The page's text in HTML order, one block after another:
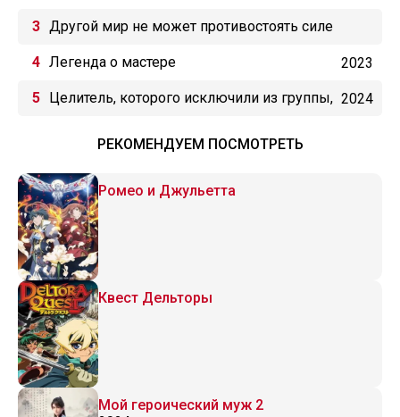
Другой мир не может противостоять силе
мгновенной смерти
Легенда о мастере 2023
Целитель, которого исключили из группы, 2024
РЕКОМЕНДУЕМ ПОСМОТРЕТЬ
Ромео и Джульетта
Квест Дельторы
Мой героический муж 2